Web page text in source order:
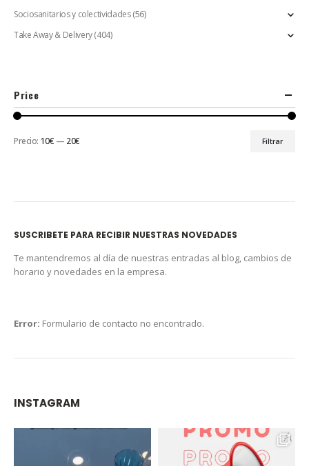
Sociosanitarios y colectividades (56)
Take Away & Delivery(404)
Price
Filtrar
Precio: 10€ — 20€
SUSCRIBETE PARA RECIBIR NUESTRAS NOVEDADES
Te mantendremos al día de nuestras entradas al blog, cambios de
horario y novedades en la empresa.
Error: Formulario de contacto no encontrado.
INSTAGRAM